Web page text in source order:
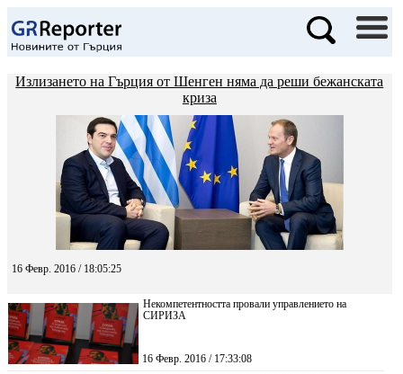
Излизането на Гърция от Шенген няма да реши бежанската
криза
16 Февр. 2016 / 18:05:25
Некомпетентността провали управлението на
СИРИЗА
16 Февр. 2016 / 17:33:08